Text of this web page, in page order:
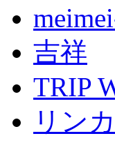
吉祥
TRIP
リンカ